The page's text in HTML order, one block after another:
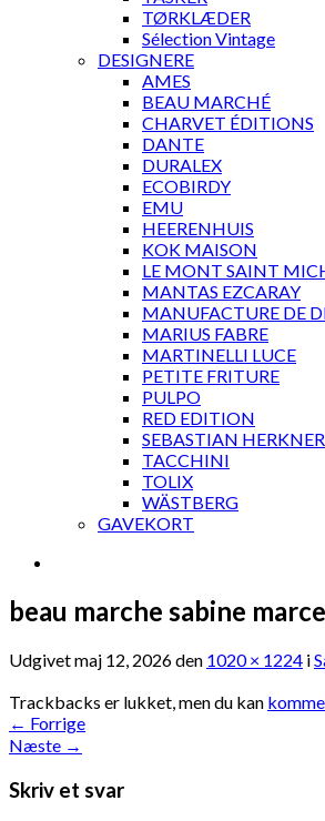
TØRKLÆDER
Sélection Vintage
DESIGNERE
AMES
BEAU MARCHÉ
CHARVET ÉDITIONS
DANTE
DURALEX
ECOBIRDY
EMU
HEERENHUIS
KOK MAISON
LE MONT SAINT
MANTAS EZCARAY
MANUFACTURE DE
MARIUS FABRE
MARTINELLI LUCE
PETITE FRITURE
PULPO
RED EDITION
SEBASTIAN HERKNER
TACCHINI
TOLIX
WÄSTBERG
GAVEKORT
beau marche sabine
Udgivetmaj 12, 2026den 1020 × 1224 i
Trackbacks er lukket, men du kan
← Forrige
Næste →
Skriv et svar